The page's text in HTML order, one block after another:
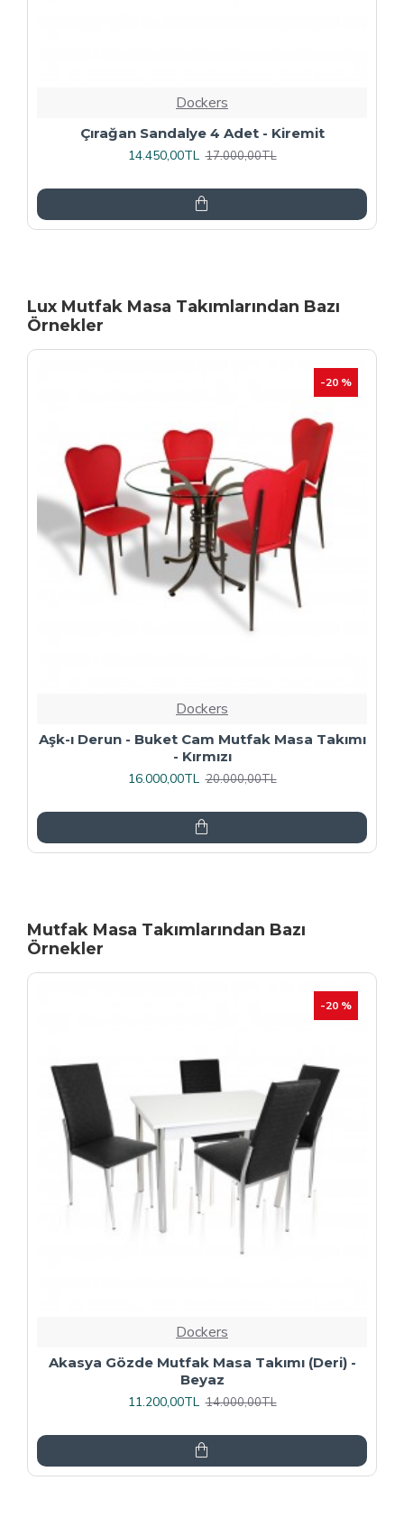
Dockers
Rozhet Sandalye (Kromnikel) (4 Adet
Fiyatıdır) - Kahve
Lux Mutfak Masa Takımlarından Bazı
Örnekler
-20 %
Dockers
Çipa Döküm Ayak - Play Polipropilen Masa
Takımı - 70x120 (Werzalit, Wermodin veya
Allzalit Tabla) - Afyon Mermer-Antrasit
Mutfak Masa Takımlarından Bazı
Örnekler
İNDIRIM
-20 %
Dockers
Premıum - Gözde Mutfak Masa Takımı -
Füme
13.600,00TL 17.000,00TL